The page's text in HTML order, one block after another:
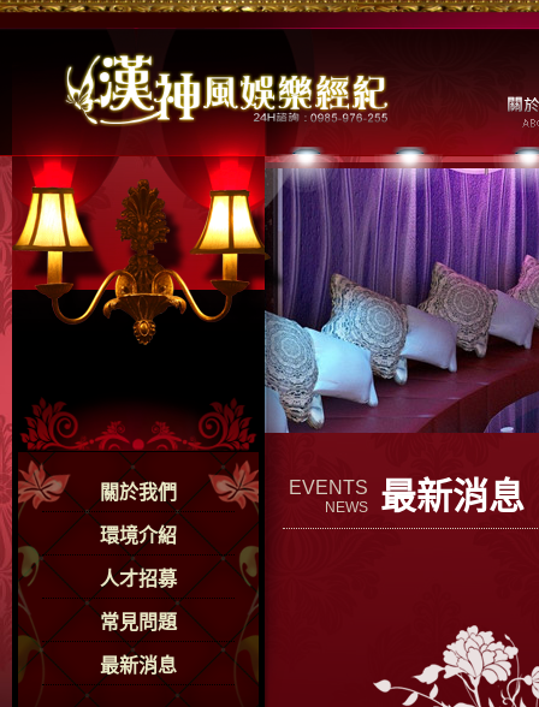
關於我們
環境介紹
人才招募
常見問題
最新消息
EVENTS
NEWS 最新消息